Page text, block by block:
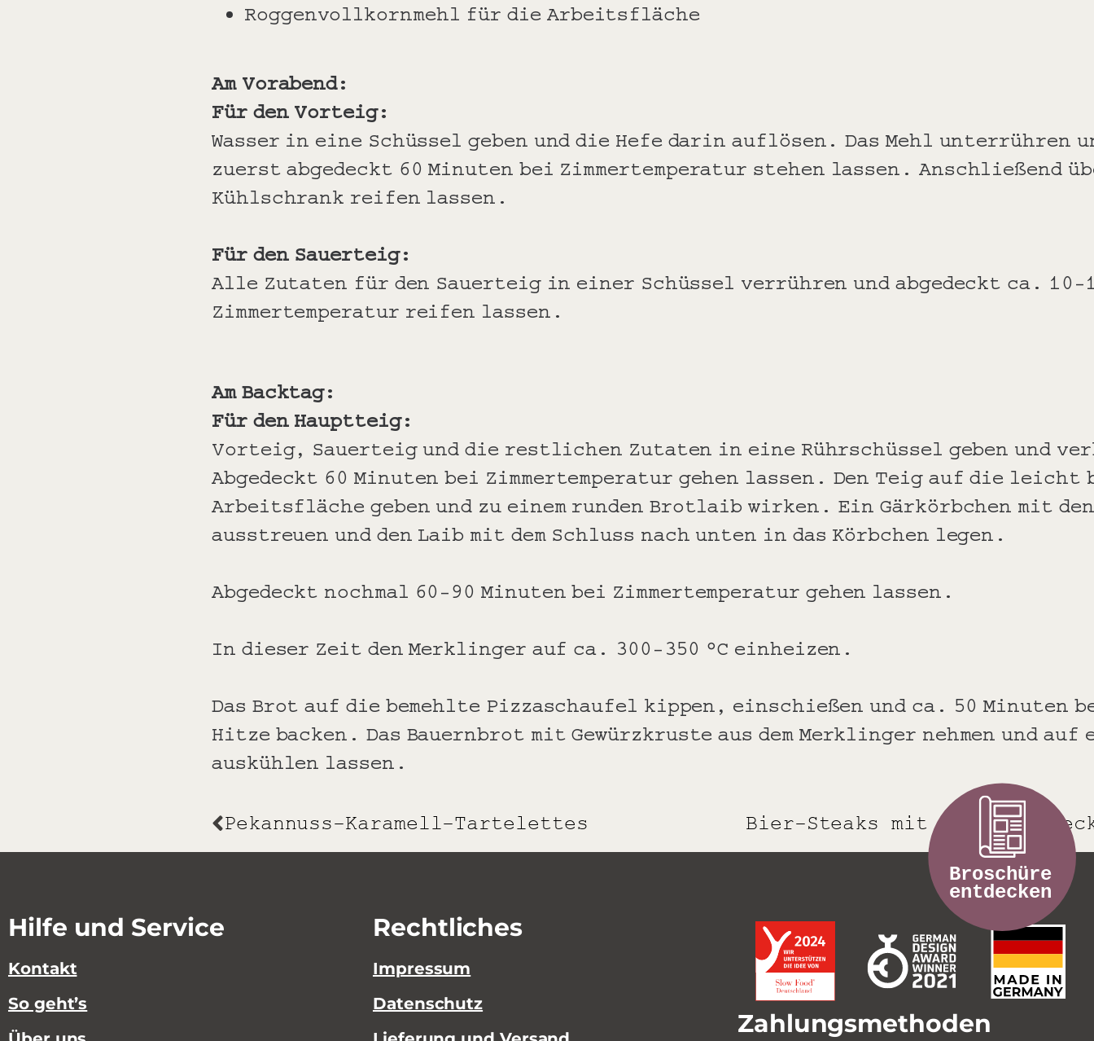
Roggenvollkornmehl für die Arbeitsfläche
Am Vorabend:
Für den Vorteig:
Wasser in eine Schüssel geben und die Hefe darin auflösen. Das Mehl unterrühren
zuerst abgedeckt 60 Minuten bei Zimmertemperatur stehen lassen. Anschließend
Kühlschrank reifen lassen.
Für den Sauerteig:
Alle Zutaten für den Sauerteig in einer Schüssel verrühren und abgedeckt ca. 10-
Zimmertemperatur reifen lassen.
Am Backtag:
Für den Hauptteig:
Vorteig, Sauerteig und die restlichen Zutaten in eine Rührschüssel geben und
Abgedeckt 60 Minuten bei Zimmertemperatur gehen lassen. Den Teig auf die leicht
Arbeitsfläche geben und zu einem runden Brotlaib wirken. Ein Gärkörbchen mit den
ausstreuen und den Laib mit dem Schluss nach unten in das Körbchen legen.
Abgedeckt nochmal 60-90 Minuten bei Zimmertemperatur gehen lassen.
In dieser Zeit den Merklinger auf ca. 300-350 °C einheizen.
Das Brot auf die bemehlte Pizzaschaufel kippen, einschießen und ca. 50 Minuten
Hitze backen. Das Bauernbrot mit Gewürzkruste aus dem Merklinger nehmen und
auskühlen lassen.
Pekannuss-Karamell-Tartelettes
Hilfe und Service
Kontakt
So geht’s
Rechtliches
Impressum
Datenschutz
Zahlungsmethoden